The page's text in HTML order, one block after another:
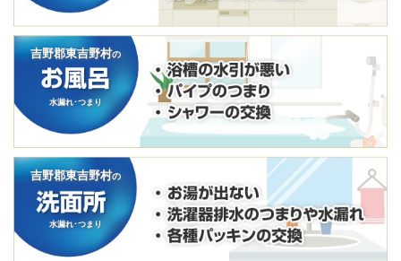
吉野郡東吉野村の
水漏れ･つまり
吉野郡東吉野村の
水漏れ･つまり